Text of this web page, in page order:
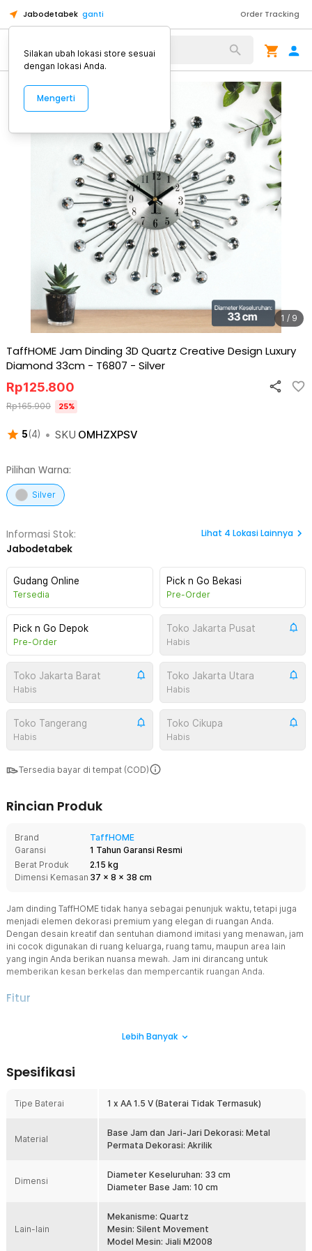
Jabodetabek ganti Order Tracking
Alat Kopi
1 / 9
TaffHOME Jam Dinding 3D Quartz Creative Design Luxury
Diamond 33cm - T6807 - Silver
5(4) • SKU OMHZXPSV
Rp125.800
Rp165.900 25%
Pilihan Warna:
Silver
Informasi Stok:
Jabodetabek
Lihat 4 Lokasi Lainnya
Gudang Online
Tersedia
Pick n Go Bekasi
Pre-Order
Pick n Go Depok
Pre-Order
Toko Jakarta Pusat
Habis
Toko Jakarta Barat
Habis
Toko Jakarta Utara
Habis
Toko Tangerang
Habis
Toko Cikupa
Habis
Tersedia bayar di tempat (COD)
Rincian Produk
Brand
TaffHOME
Garansi
1 Tahun Garansi Resmi
Berat Produk
2.15 kg
Dimensi Kemasan 37 x 8 x 38 cm
Jam dinding TaffHOME tidak hanya sebagai penunjuk waktu, tetapi juga
menjadi elemen dekorasi premium yang elegan di ruangan Anda.
Dengan desain kreatif dan sentuhan diamond imitasi yang menawan, jam
ini cocok digunakan di ruang keluarga, ruang tamu, maupun area lain
yang ingin Anda berikan nuansa mewah. Jam ini dirancang untuk
memberikan kesan berkelas dan mempercantik ruangan Anda.
Fitur
Jam dinding ini menonjolkan desain 3D yang unik, dilengkapi
yang elegan, menjadikan jam ini sebagai pusat perhatian di ruangan
premium, sangat cocok untuk ruang tamu atau ruang keluarga yang
berkonsep mewah.
Kombinasi Metal dan Akrilik Berkualitas Tinggi
Bahan utama jam ini adalah metal dan akrilik berkualitas tinggi,
hanya memastikan jam tetap awet, tetapi juga menjaga tampilannya
tetap berkelas dan modern. Kualitas bahan yang digunakan
dalam jangka waktu lama.
Mekanisme Quartz untuk Akurasi Waktu
Lebih Banyak
Spesifikasi
Tipe Baterai 1 x AA 1.5 V (Baterai Tidak Termasuk)
Material
Base Jam dan Jari-Jari Dekorasi: Metal
Permata Dekorasi: Akrilik
Dimensi
Diameter Keseluruhan: 33 cm
Diameter Base Jam: 10 cm
Lain-lain
Mekanisme: Quartz
Mesin: Silent Movement
Model Mesin: Jiali M2008
Silakan ubah lokasi store sesuai
dengan lokasi Anda.
Mengerti